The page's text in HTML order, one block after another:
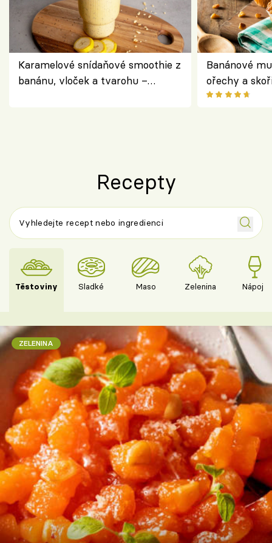
Karamelové snídaňové smoothie z
banánu, vloček a tvarohu –
Banánové
ořechy a
Recepty
Těstoviny Sladké Maso Zelenina Nápoje
ZELENINA